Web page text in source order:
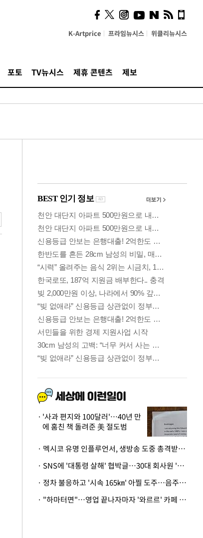
K-Artprice 프라임뉴시스 위클리뉴시스
포토 TV뉴시스 제휴 콘텐츠 제보
의견, 국토부·LH에 충실히
전달할 것"
'사과 편지와 100달러'…40년 만
에 훔친 책 돌려준 美 절도범
· 멕시코 유명 인플루언서, 생방송 도중 총격받아 사망
· SNS에 '대통령 살해' 협박글…30대 회사원 '불구속 송치'
· 정차 불응하고 '시속 165㎞' 아찔 도주…음주운전자 체포
· "하마터면"…영업 끝나자마자 '와르르' 카페 테라스 덮친 대리석 외벽